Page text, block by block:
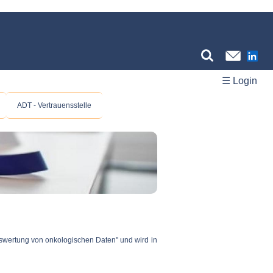
☰ Login
ADT - Vertrauensstelle
von onkologischen Daten" und wird in